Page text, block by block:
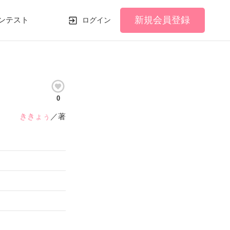
テスト ログイン 新規会員登録
0
ききょぅ ／著